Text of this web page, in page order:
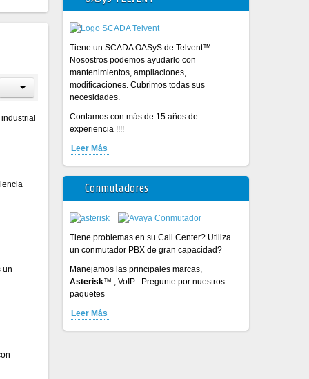
un
Tiene un SCADA OASyS de Telvent™ .
Nosostros podemos ayudarlo con
mantenimientos, ampliaciones,
modificaciones. Cubrimos todas sus
necesidades.
Contamos con más de 15 años de
experiencia !!!!
Leer Más
Conmutadores
Tiene problemas en su Call Center? Utiliza
un conmutador PBX de gran capacidad?
Manejamos las principales marcas,
Asterisk™ , VoIP . Pregunte por nuestros
paquetes
Leer Más